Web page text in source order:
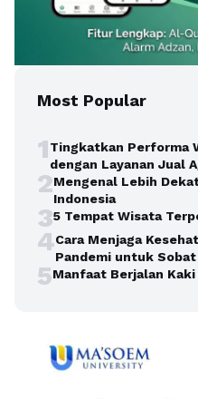
Most Popular
1Tingkatkan Performa
dengan Layanan Jual
2Mengenal Lebih
Indonesia
35 Tempat Wisata
4Cara Menjaga
Pandemi untuk
5Manfaat Berjalan